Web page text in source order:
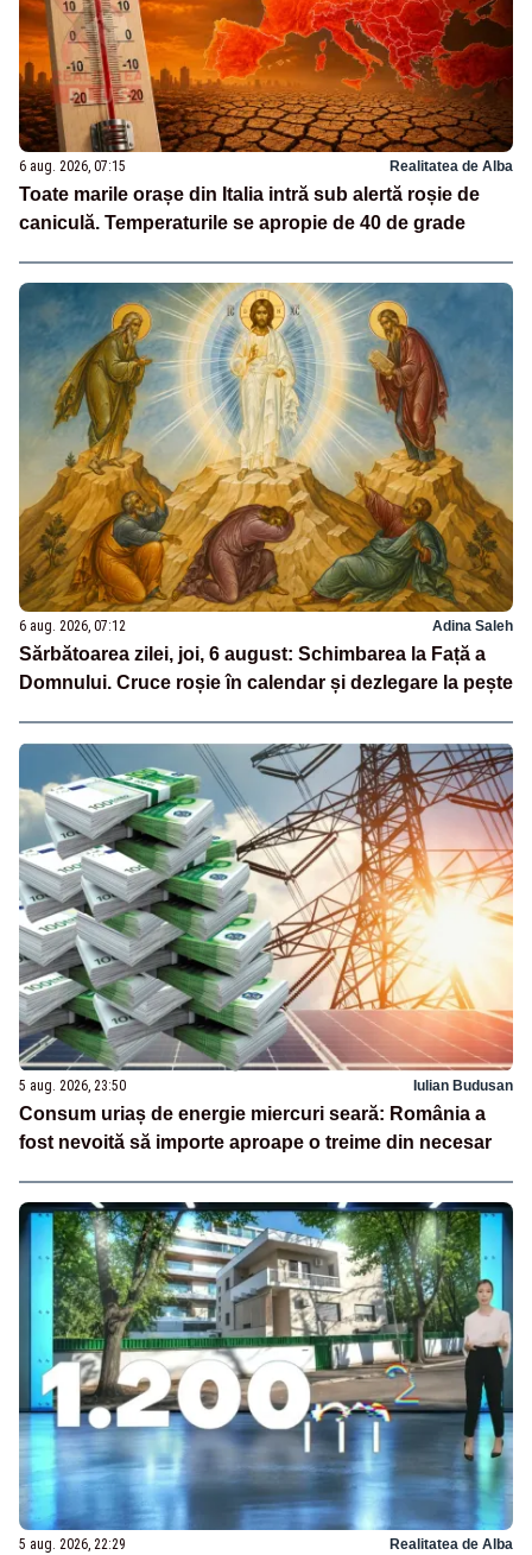
6 aug. 2026, 07:15 Realitatea de Alba
Toate marile orașe din Italia intră sub alertă roșie de
caniculă. Temperaturile se apropie de 40 de grade
6 aug. 2026, 07:12 Adina Saleh
Sărbătoarea zilei, joi, 6 august: Schimbarea la Față a
Domnului. Cruce roșie în calendar și dezlegare la pește
5 aug. 2026, 23:50 Iulian Budusan
Consum uriaș de energie miercuri seară: România a
fost nevoită să importe aproape o treime din necesar
5 aug. 2026, 22:29 Realitatea de Alba